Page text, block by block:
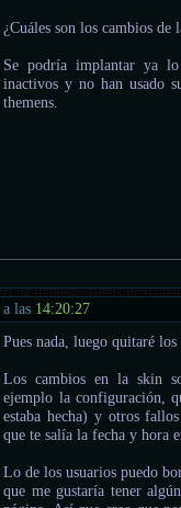
¿Cuáles son los cambios
Se podría implantar ya
inactivos y no han usado
themens.
a las 14:20:27
Pues nada, luego quitaré
Los cambios en la skin
ejemplo la configuración,
estaba hecha) y otros
que te salía la fecha y hora
Lo de los usuarios puedo
que me gustaría tener